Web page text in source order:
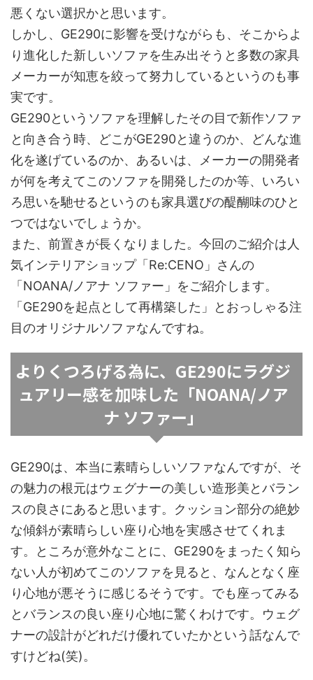
悪くない選択かと思います。
しかし、GE290に影響を受けながらも、そこからよ
り進化した新しいソファを生み出そうと多数の家具
メーカーが知恵を絞って努力しているというのも事
実です。
GE290というソファを理解したその目で新作ソファ
と向き合う時、どこがGE290と違うのか、どんな進
化を遂げているのか、あるいは、メーカーの開発者
が何を考えてこのソファを開発したのか等、いろい
ろ思いを馳せるというのも家具選びの醍醐味のひと
つではないでしょうか。
また、前置きが長くなりました。今回のご紹介は人
気インテリアショップ「Re:CENO」さんの
「NOANA/ノアナ ソファー」をご紹介します。
「GE290を起点として再構築した」とおっしゃる注
目のオリジナルソファなんですね。
よりくつろげる為に、GE290にラグジ
ュアリー感を加味した「NOANA/ノア
ナ ソファー」
GE290は、本当に素晴らしいソファなんですが、そ
の魅力の根元はウェグナーの美しい造形美とバラン
スの良さにあると思います。クッション部分の絶妙
な傾斜が素晴らしい座り心地を実感させてくれま
す。ところが意外なことに、GE290をまったく知ら
ない人が初めてこのソファを見ると、なんとなく座
り心地が悪そうに感じるそうです。でも座ってみる
とバランスの良い座り心地に驚くわけです。ウェグ
ナーの設計がどれだけ優れていたかという話なんで
すけどね(笑)。